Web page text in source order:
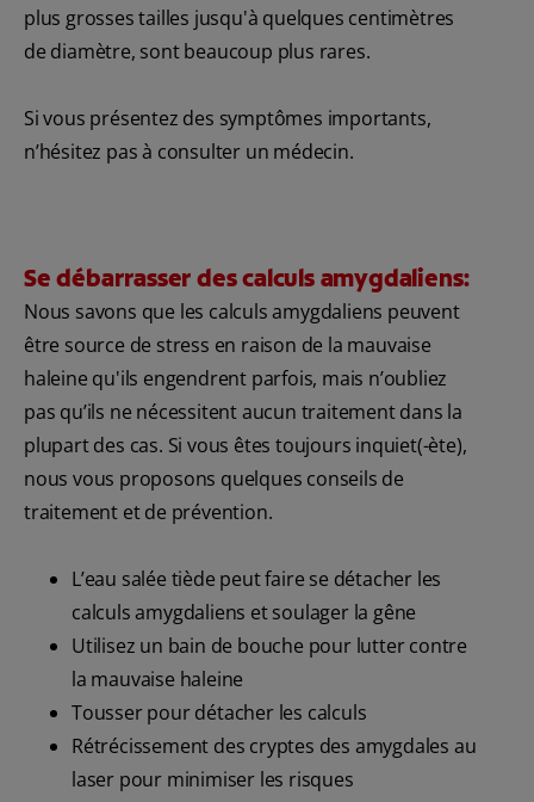
plus grosses tailles jusqu'à quelques centimètres
de diamètre, sont beaucoup plus rares.
Si vous présentez des symptômes importants,
n’hésitez pas à consulter un médecin.
Se débarrasser des calculs amygdaliens:
Nous savons que les calculs amygdaliens peuvent
être source de stress en raison de la mauvaise
haleine qu'ils engendrent parfois, mais n’oubliez
pas qu’ils ne nécessitent aucun traitement dans la
plupart des cas. Si vous êtes toujours inquiet(-ète),
nous vous proposons quelques conseils de
traitement et de prévention.
L’eau salée tiède peut faire se détacher les
calculs amygdaliens et soulager la gêne
Utilisez un bain de bouche pour lutter contre
la mauvaise haleine
Tousser pour détacher les calculs
Rétrécissement des cryptes des amygdales au
laser pour minimiser les risques